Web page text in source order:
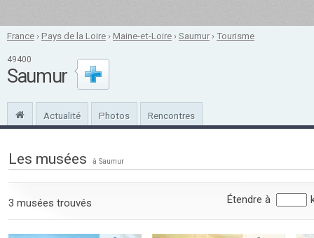
France ›Pays de la Loire ›Maine-et-Loire ›Saumur›Tourisme
49400
Saumur
Actualité Photos Rencontres
Les musées à Saumur
Étendre à
3 musées trouvés